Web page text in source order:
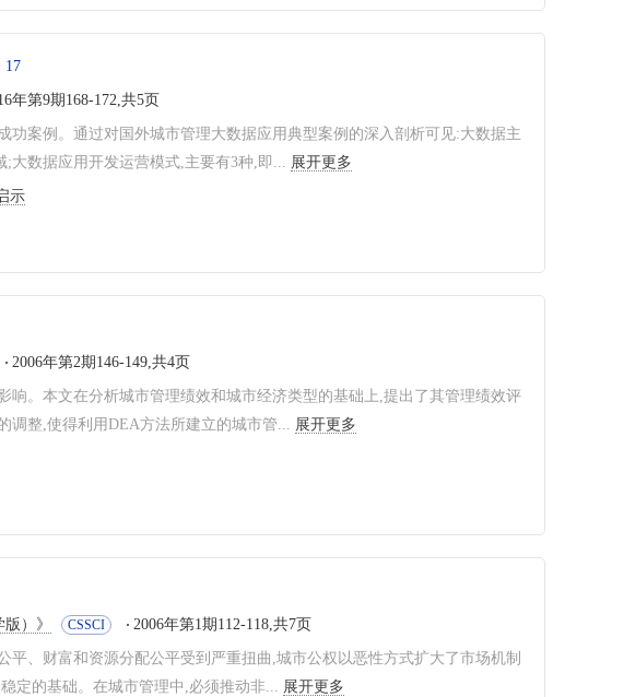
17
年第9期168-172,共5页
案例。通过对国外城市管理大数据应用典型案例的深入剖析可见:大数据主
大数据应用开发运营模式,主要有3种,即... 展开更多
示
2006年第2期146-149,共4页
。本文在分析城市管理绩效和城市经济类型的基础上,提出了其管理绩效评
调整,使得利用DEA方法所建立的城市管... 展开更多
）》 CSSCI 2006年第1期112-118,共7页
、财富和资源分配公平受到严重扭曲,城市公权以恶性方式扩大了市场机制
定的基础。在城市管理中,必须推动非... 展开更多